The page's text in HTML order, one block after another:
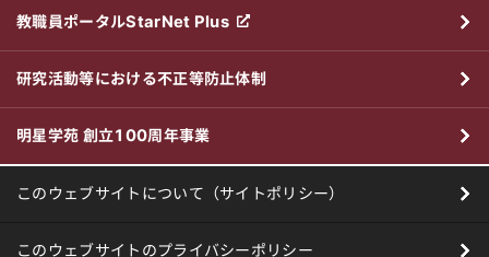
教職員ポータルStarNet Plus
研究活動等における不正等防止体制
明星学苑 創立100周年事業
このウェブサイトについて（サイトポリシー）
このウェブサイトのプライバシーポリシー